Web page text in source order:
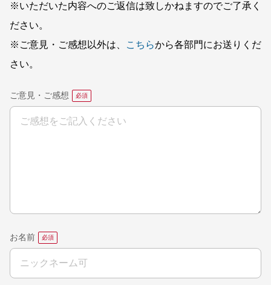
※いただいた内容へのご返信は致しかねますのでご了承く
ださい。
※ご意見・ご感想以外は、
こちらから各部門にお送りくだ
さい。
ご意見・ご感想
お名前